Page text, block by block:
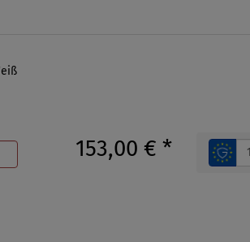
153,00 € *